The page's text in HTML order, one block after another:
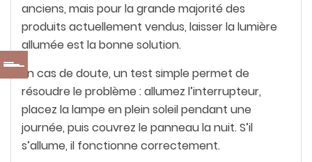
anciens, mais pour la grande majorité des
produits actuellement vendus, laisser la lumière
allumée est la bonne solution.
En cas de doute, un test simple permet de
résoudre le problème : allumez l’interrupteur,
placez la lampe en plein soleil pendant une
journée, puis couvrez le panneau la nuit. S’il
s’allume, il fonctionne correctement.